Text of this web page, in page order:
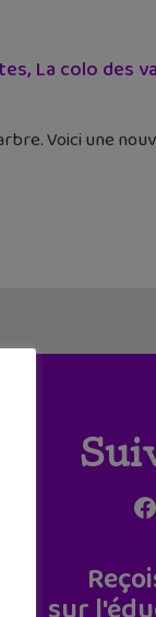
La colo des
Voici une